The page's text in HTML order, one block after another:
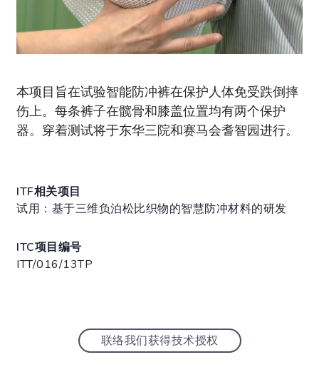
本项目旨在试验智能防冲裤在保护人体免受跌倒摔
伤上。每条裤子在髋骨和膝盖位置均有两个保护
器。穿着测试将于东华三院和赛马会耆智园进行。
ITF相关项目
试用：基于三维负泊松比织物的智慧防冲材料的研发
ITC项目编号
ITT/016/13TP
联络我们获得技术授权